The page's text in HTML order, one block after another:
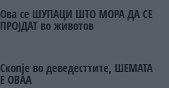
Ова се ШУПАЦИ ШТО МОРА ДА СЕ
ПРОЈДАТ во животов
Скопје во деведесттите, ШЕМАТА
Е ОВАА